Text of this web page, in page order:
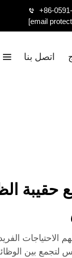
+86-
[email
اتصل بنا
حقيبة
لتجمع بين